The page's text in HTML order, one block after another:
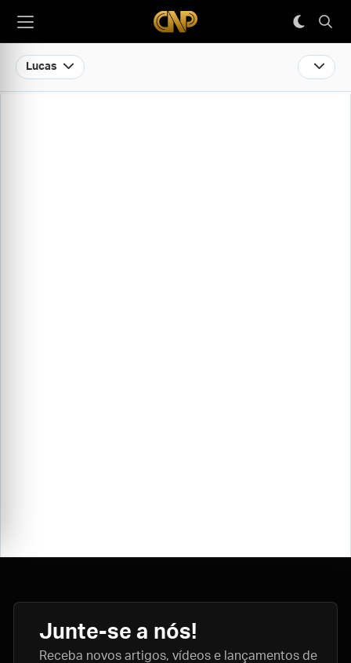
Lucas
Junte-se a nós!
Receba novos artigos, vídeos e lançamentos de